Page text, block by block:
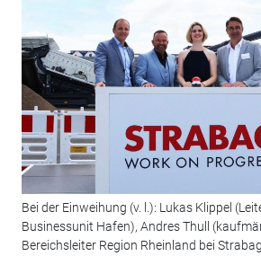
Bei der Einweihung (v. l.): Lukas Klippel
Businessunit Hafen), Andres Thull
Bereichsleiter Region Rheinland bei